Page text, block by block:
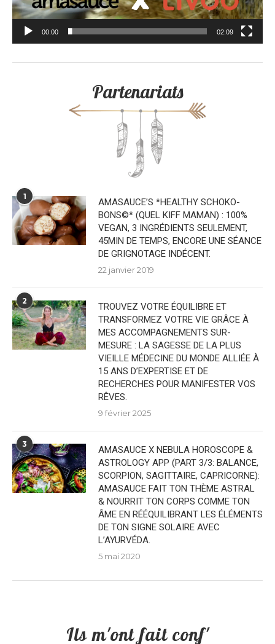
00:00 02:09
Partenariats
1
AMASAUCE’S *HEALTHY SCHOKO-
BONS©* (QUEL KIFF MAMAN) : 100%
VEGAN, 3 INGRÉDIENTS SEULEMENT,
45MIN DE TEMPS, ENCORE UNE SÉANCE
DE GRIGNOTAGE INDÉCENT.
22 janvier 2019
2
TROUVEZ VOTRE ÉQUILIBRE ET
TRANSFORMEZ VOTRE VIE GRÂCE À
MES ACCOMPAGNEMENTS SUR-
MESURE : LA SAGESSE DE LA PLUS
VIEILLE MÉDECINE DU MONDE ALLIÉE À
15 ANS D’EXPERTISE ET DE
RECHERCHES POUR MANIFESTER VOS
RÊVES.
9 février 2025
3
AMASAUCE X NEBULA HOROSCOPE &
ASTROLOGY APP (PART 3/3: BALANCE,
SCORPION, SAGITTAIRE, CAPRICORNE):
AMASAUCE FAIT TON THÈME ASTRAL
& NOURRIT TON CORPS COMME TON
ÂME EN RÉÉQUILIBRANT LES ÉLÉMENTS
DE TON SIGNE SOLAIRE AVEC
L’AYURVÉDA.
5 mai 2020
Ils m'ont fait conf'